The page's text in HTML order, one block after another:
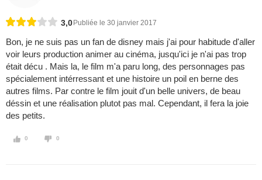
3,0 Publiée le 30 janvier 2017
Bon, je ne suis pas un fan de disney mais j'ai pour habitude d'aller
voir leurs production animer au cinéma, jusqu'ici je n'ai pas trop
était décu . Mais la, le film m'a paru long, des personnages pas
spécialement intérressant et une histoire un poil en berne des
autres films. Par contre le film jouit d'un belle univers, de beau
déssin et une réalisation plutot pas mal. Cependant, il fera la joie
des petits.
0 0